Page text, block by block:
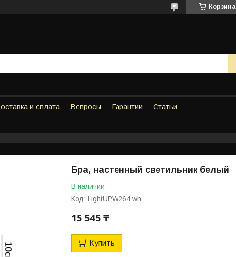
Корзина
и оплата Вопросы Гарантии Статьи
Бра, настенный светильник белый
В наличии
Код: LightUPW264 wh
15 545 ₸
Купить